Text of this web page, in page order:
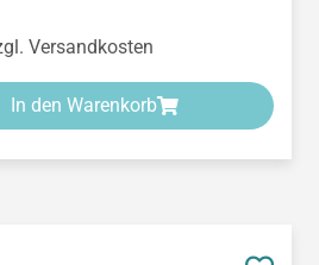
Versandkosten
In den Warenkorb